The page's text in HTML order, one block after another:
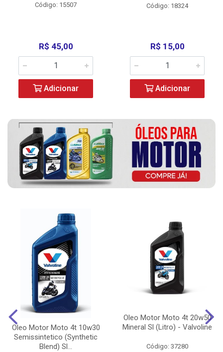
Código: 15507
R$ 45,00
Adicionar
Código: 18324
R$ 15,00
Adicionar
Oleo Motor Moto 4t 10w30
Semissintetico (Synthetic
Blend) Sl...
Oleo Motor Moto 4t 20w50
Mineral Sl (Litro) - Valvoline
Código: 37280